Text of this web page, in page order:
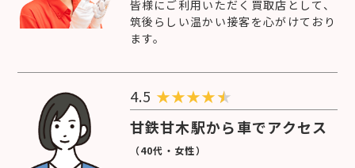
皆様にご利用いただく買取店として、
筑後らしい温かい接客を心がけており
ます。
4.5 ★★★★
甘鉄甘木駅から車でアクセス
（40代・女性）